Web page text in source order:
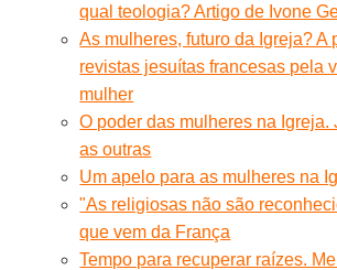
qual teologia? Artigo de Ivone
As mulheres, futuro da Igreja? A
revistas jesuítas francesas pela
mulher
O poder das mulheres na Igreja.
as outras
Um apelo para as mulheres na
"As religiosas não são
que vem da França
Tempo para recuperar raízes.